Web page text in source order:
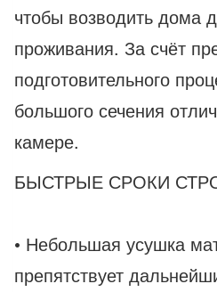
чтобы возводить дома
проживания. За счёт
подготовительного
большого сечения
камере.
БЫСТРЫЕ СРОКИ
• Небольшая усушка
препятствует